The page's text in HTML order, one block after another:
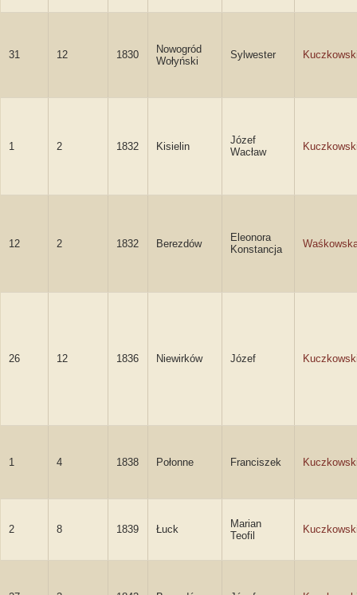
31 12 1830
Nowogród
Wołyński
Sylwester
1 2 1832 Kisielin
Józef
Wacław
12 2 1832 Berezdów
Eleonora
Konstancja
26 12 1836 Niewirków Józef
1 4 1838 Połonne Franciszek
2 8 1839 Łuck
Marian
Teofil